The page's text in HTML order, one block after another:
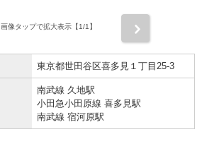
画像タップで拡大表示【1/1】
東京都世田谷区喜多見１丁目25-3
南武線 久地駅
小田急小田原線 喜多見駅
南武線 宿河原駅